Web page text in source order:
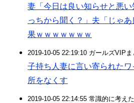
妻「今日は良い知らせと悪
っちから聞く？」夫「じゃ
果ｗｗｗｗｗｗｗ
2019-10-05 22:19:10 ガールズVIPま
子持ち人妻に言い寄られた
所をなくす
2019-10-05 22:14:55 常識的に考えた